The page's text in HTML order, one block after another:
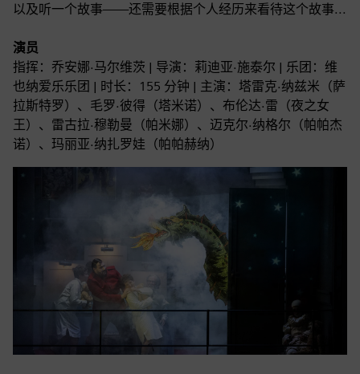
以及听一个故事——还需要根据个人经历来看待这个故事...
演员
指挥：乔安娜·马尔维茨 | 导演：莉迪亚·施泰尔 | 乐团：维
也纳爱乐乐团 | 时长：155 分钟 | 主演：塔雷克·纳兹米（萨
拉斯特罗）、毛罗·彼得（塔米诺）、布伦达·雷（夜之女
王）、雷古拉·穆勒曼（帕米娜）、迈克尔·纳格尔（帕帕杰
诺）、玛丽亚·纳扎罗娃（帕帕赫纳）